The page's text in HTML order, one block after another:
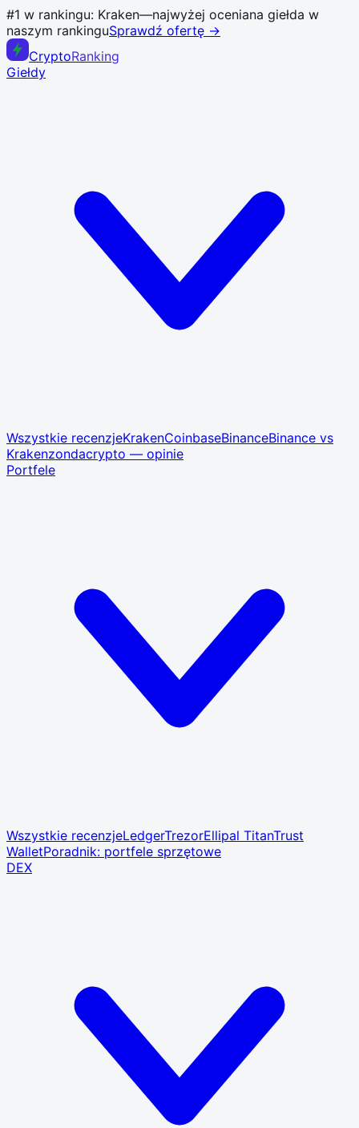
#1 w rankingu: Kraken—najwyżej oceniana giełda w
naszym rankinguSprawdź ofertę →
CryptoRanking
Giełdy
Wszystkie recenzjeKrakenCoinbaseBinanceBinance vs
Krakenzondacrypto — opinie
Portfele
Wszystkie recenzjeLedgerTrezorEllipal TitanTrust
WalletPoradnik: portfele sprzętowe
DEX